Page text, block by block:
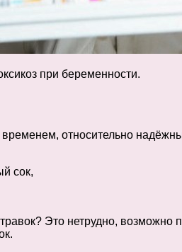
при беременности.
относительно
сок,
Это нетрудно,